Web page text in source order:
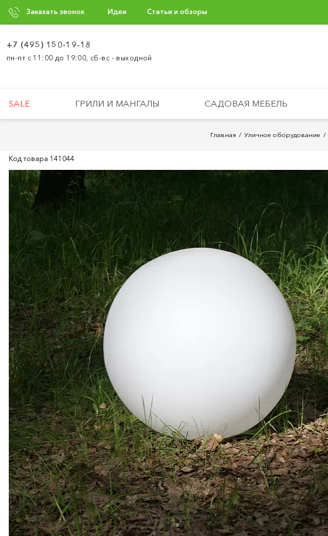
Заказать звонок Идеи Статьи и обзоры
+7 (495) 150-19-18
пн-пт с 11:00 до 19:00, сб-вс - выходной
SALE ГРИЛИ И МАНГАЛЫ САДОВАЯ МЕБЕЛЬ
Главная Уличное оборудование
Код товара 141044